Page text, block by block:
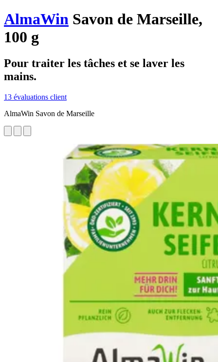
AlmaWin Savon de Marseille,
100 g
Pour traiter les tâches et se laver les
mains.
13 évaluations client
AlmaWin Savon de Marseille